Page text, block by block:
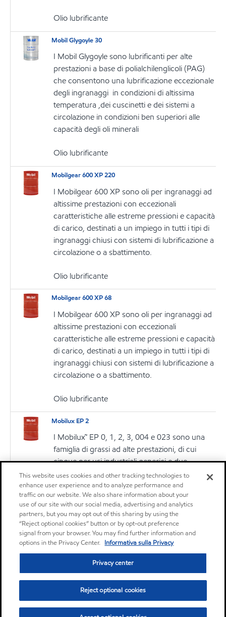
Olio lubrificante
Mobil Glygoyle 30
I Mobil Glygoyle sono lubrificanti per alte
prestazioni a base di polialchilenglicoli (PAG)
che consentono una lubrificazione eccezionale
degli ingranaggi in condizioni di altissima
temperatura ,dei cuscinetti e dei sistemi a
circolazione in condizioni ben superiori alle
capacità degli oli minerali
Olio lubrificante
Mobilgear 600 XP 220
I Mobilgear 600 XP sono oli per ingranaggi ad
altissime prestazioni con eccezionali
caratteristiche alle estreme pressioni e capacità
di carico, destinati a un impiego in tutti i tipi di
ingranaggi chiusi con sistemi di lubrificazione a
circolazione o a sbattimento.
Olio lubrificante
Mobilgear 600 XP 68
I Mobilgear 600 XP sono oli per ingranaggi ad
altissime prestazioni con eccezionali
caratteristiche alle estreme pressioni e capacità
di carico, destinati a un impiego in tutti i tipi di
ingranaggi chiusi con sistemi di lubrificazione a
circolazione o a sbattimento.
Olio lubrificante
Mobilux EP 2
I Mobilux™ EP 0, 1, 2, 3, 004 e 023 sono una
famiglia di grassi ad alte prestazioni, di cui
cinque per usi industriali generici e due
semifluidi per servizi speciali.
Grassi
This website uses cookies and other tracking technologies to
enhance user experience and to analyze performance and
traffic on our website. We also share information about your
use of our site with our social media, advertising and analytics
partners, but you may opt out of this sharing by using the
“Reject optional cookies” button or by opt-out preference
signal from your browser. You may find further information and
options in the Privacy Center. Informativa sulla Privacy
Privacy center
Reject optional cookies